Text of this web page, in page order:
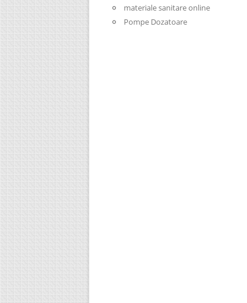
materiale sanitare online
Pompe Dozatoare